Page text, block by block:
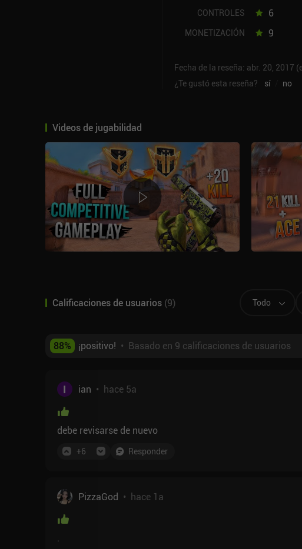
CONTROLES 6
MONETIZACIÓN 9
Fecha de la reseña: abr. 20, 2017
¿Te gustó esta reseña?
sí no
Videos de jugabilidad
Calificaciones de usuarios (9) Todo
88% ¡positivo! • Basado en 9 calificaciones de usuarios
I ian • hace 5a
debe revisarse de nuevo
+6 Responder
PizzaGod • hace 1a
.